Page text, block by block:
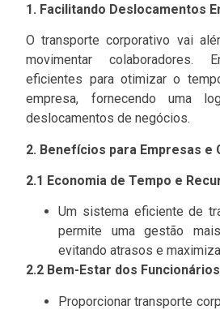
1. Facilitando Deslocamentos
O transporte corporativo vai
movimentar colaboradores.
eficientes para otimizar o
empresa, fornecendo uma
deslocamentos de negócios.
2. Benefícios para Empresas e
2.1 Economia de Tempo e
Um sistema eficiente de
permite uma gestão
evitando atrasos e
2.2 Bem-Estar dos Funcionários
Proporcionar transporte